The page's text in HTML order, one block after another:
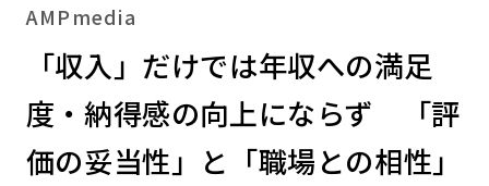
AMPmedia
「収入」だけでは年収への満足
度・納得感の向上にならず 「評
価の妥当性」と「職場との相性」